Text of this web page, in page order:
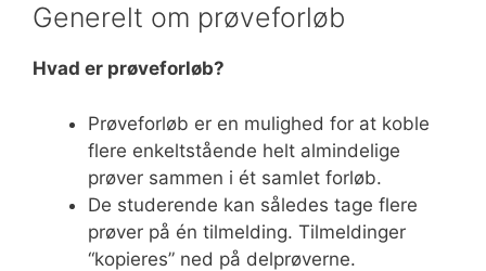
Generelt om prøveforløb
Hvad er prøveforløb?
Prøveforløb er en mulighed for at koble
flere enkeltstående helt almindelige
prøver sammen i ét samlet forløb.
De studerende kan således tage flere
prøver på én tilmelding. Tilmeldinger
“kopieres” ned på delprøverne.